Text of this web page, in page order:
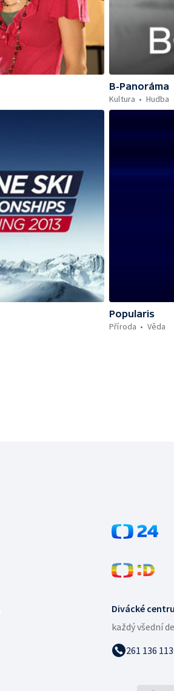
B-Panoráma
Kultura
Hudba
Popularis
Příroda
Věda
Divácké
každý všední
261 136 113